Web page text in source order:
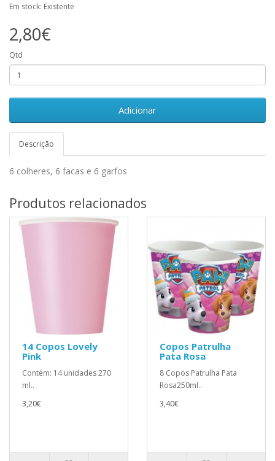
Em stock: Existente
2,80€
Qtd
Adicionar
Descrição
6 colheres, 6 facas e 6 garfos
Produtos relacionados
14 Copos Lovely
Pink
Contém: 14 unidades 270
ml..
3,20€
Copos Patrulha
Pata Rosa
8 Copos Patrulha Pata
Rosa250ml..
3,40€